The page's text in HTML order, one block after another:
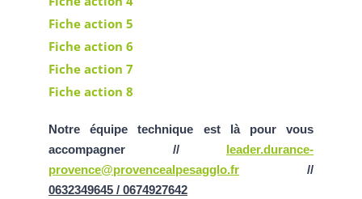
Fiche action 5
Fiche action 6
Fiche action 7
Fiche action 8
Notre équipe technique est là pour vous
accompagner // leader.durance-
provence@provencealpesagglo.fr //
0632349645 / 0674927642